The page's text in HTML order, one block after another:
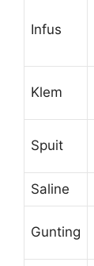
Infus
Klem
Spuit
Saline
Gunting